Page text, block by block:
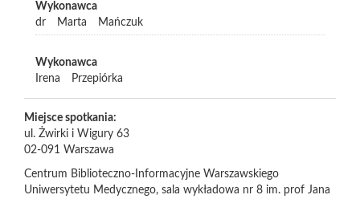
Wykonawca
dr
Marta Mańczuk
Wykonawca
Irena
Przepiórka
Miejsce spotkania:
ul. Żwirki i Wigury 63
02-091 Warszawa
Centrum Biblioteczno-Informacyjne Warszawskiego
Uniwersytetu Medycznego, sala wykładowa nr 8 im. prof Jana